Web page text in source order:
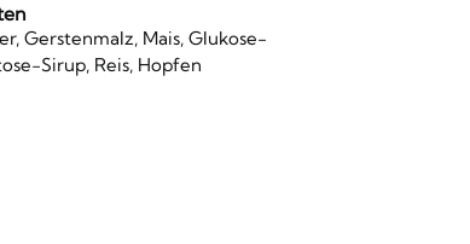
Gerstenmalz, Mais, Glukose-
Sirup, Reis, Hopfen